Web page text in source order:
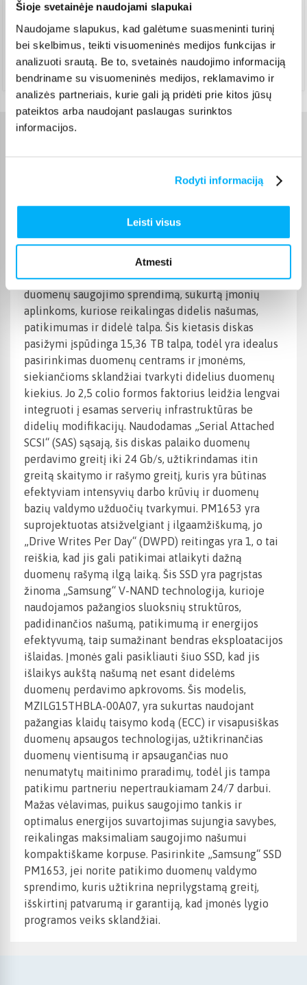
Šioje svetainėje naudojami slapukai
Naudojame slapukus, kad galėtume suasmeninti turinį
bei skelbimus, teikti visuomeninės medijos funkcijas ir
analizuoti srautą. Be to, svetainės naudojimo informaciją
bendriname su visuomeninės medijos, reklamavimo ir
analizės partneriais, kurie gali ją pridėti prie kitos jūsų
pateiktos arba naudojant paslaugas surinktos
informacijos.
Rodyti informaciją
Leisti visus
Atmesti
DPD paštomatas (3,99 €)
Pristato ir šeštadienį
Teirautis
Atsiėmimas Veiverių g. 171, Kaunas (1,99 €)
Teirautis
No-Name
Prekės aprašymas
Pristatome „Samsung SSD PM1653“ – 15,36 TB
talpos 2,5 colių SAS 24 Gb/s DWPD 1 – pažangų
duomenų saugojimo sprendimą, sukurtą įmonių
aplinkoms, kuriose reikalingas didelis našumas,
patikimumas ir didelė talpa. Šis kietasis diskas
pasižymi įspūdinga 15,36 TB talpa, todėl yra idealus
pasirinkimas duomenų centrams ir įmonėms,
siekiančioms sklandžiai tvarkyti didelius duomenų
kiekius. Jo 2,5 colio formos faktorius leidžia lengvai
integruoti į esamas serverių infrastruktūras be
didelių modifikacijų. Naudodamas „Serial Attached
SCSI“ (SAS) sąsają, šis diskas palaiko duomenų
perdavimo greitį iki 24 Gb/s, užtikrindamas itin
greitą skaitymo ir rašymo greitį, kuris yra būtinas
efektyviam intensyvių darbo krūvių ir duomenų
bazių valdymo užduočių tvarkymui. PM1653 yra
suprojektuotas atsižvelgiant į ilgaamžiškumą, jo
„Drive Writes Per Day“ (DWPD) reitingas yra 1, o tai
reiškia, kad jis gali patikimai atlaikyti dažną
duomenų rašymą ilgą laiką. Šis SSD yra pagrįstas
žinoma „Samsung“ V-NAND technologija, kurioje
naudojamos pažangios sluoksnių struktūros,
padidinančios našumą, patikimumą ir energijos
efektyvumą, taip sumažinant bendras eksploatacijos
išlaidas. Įmonės gali pasikliauti šiuo SSD, kad jis
išlaikys aukštą našumą net esant didelėms
duomenų perdavimo apkrovoms. Šis modelis,
MZILG15THBLA-00A07, yra sukurtas naudojant
pažangias klaidų taisymo kodą (ECC) ir visapusiškas
duomenų apsaugos technologijas, užtikrinančias
duomenų vientisumą ir apsaugančias nuo
nenumatytų maitinimo praradimų, todėl jis tampa
patikimu partneriu nepertraukiamam 24/7 darbui.
Mažas vėlavimas, puikus saugojimo tankis ir
optimalus energijos suvartojimas sujungia savybes,
reikalingas maksimaliam saugojimo našumui
kompaktiškame korpuse. Pasirinkite „Samsung“ SSD
PM1653, jei norite patikimo duomenų valdymo
sprendimo, kuris užtikrina neprilygstamą greitį,
išskirtinį patvarumą ir garantiją, kad įmonės lygio
programos veiks sklandžiai.